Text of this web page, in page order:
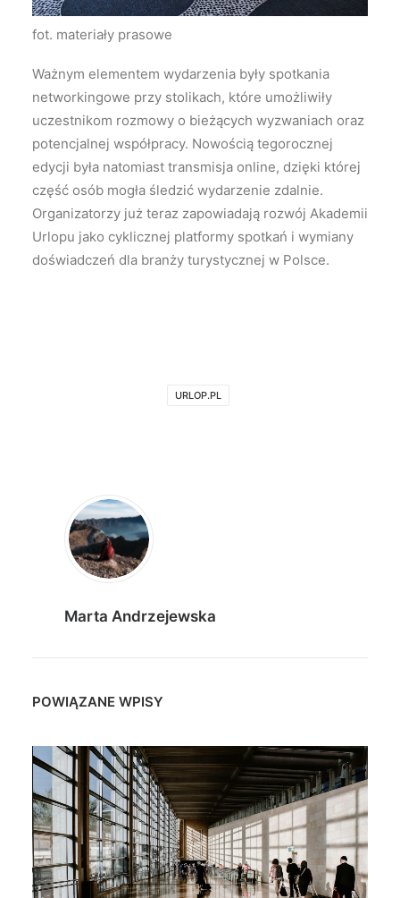
fot. materiały prasowe
Ważnym elementem wydarzenia były spotkania
networkingowe przy stolikach, które umożliwiły
uczestnikom rozmowy o bieżących wyzwaniach oraz
potencjalnej współpracy. Nowością tegorocznej
edycji była natomiast transmisja online, dzięki której
część osób mogła śledzić wydarzenie zdalnie.
Organizatorzy już teraz zapowiadają rozwój Akademii
Urlopu jako cyklicznej platformy spotkań i wymiany
doświadczeń dla branży turystycznej w Polsce.
URLOP.PL
Marta Andrzejewska
POWIĄZANE WPISY